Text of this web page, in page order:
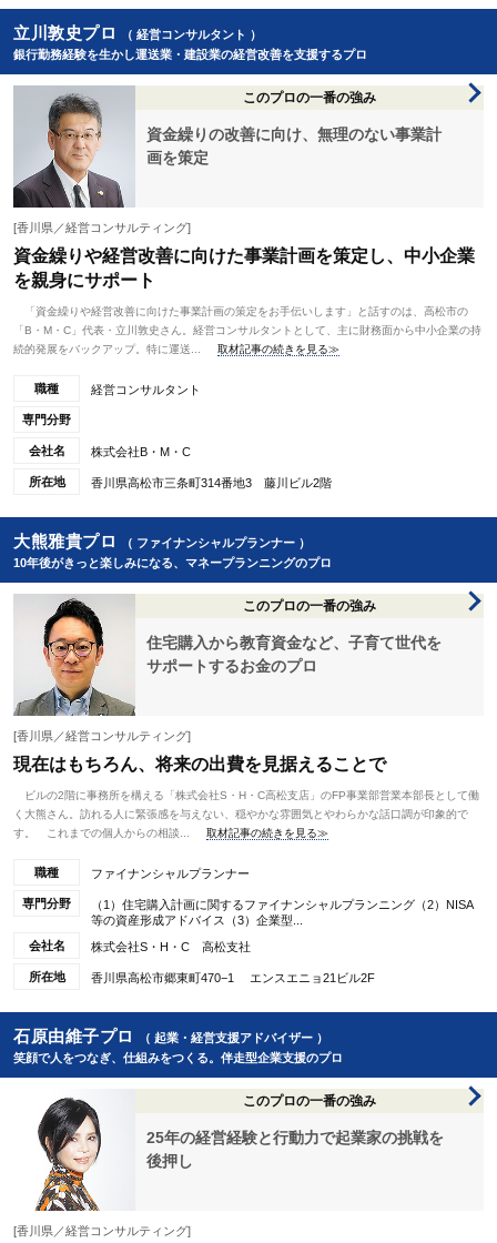
立川敦史プロ
（ 経営コンサルタント ）
銀行勤務経験を生かし運送業・建設業の経営改善を支援するプロ
このプロの一番の強み
資金繰りの改善に向け、無理のない事業計
画を策定
[香川県／経営コンサルティング]
資金繰りや経営改善に向けた事業計画を策定し、中小企業
を親身にサポート
「資金繰りや経営改善に向けた事業計画の策定をお手伝いします」と話すのは、高松市の
「B・M・C」代表・立川敦史さん。経営コンサルタントとして、主に財務面から中小企業の持
続的発展をバックアップ。特に運送...
取材記事の続きを見る≫
職種 経営コンサルタント
専門分野
会社名 株式会社B・M・C
所在地 香川県高松市三条町314番地3 藤川ビル2階
大熊雅貴プロ
（ ファイナンシャルプランナー ）
10年後がきっと楽しみになる、マネープランニングのプロ
このプロの一番の強み
住宅購入から教育資金など、子育て世代を
サポートするお金のプロ
[香川県／経営コンサルティング]
現在はもちろん、将来の出費を見据えることで
ビルの2階に事務所を構える「株式会社S・H・C高松支店」のFP事業部営業本部長として働
く大熊さん。訪れる人に緊張感を与えない、穏やかな雰囲気とやわらかな話口調が印象的で
す。 これまでの個人からの相談...
取材記事の続きを見る≫
職種 ファイナンシャルプランナー
専門分野
（1）住宅購入計画に関するファイナンシャルプランニング（2）NISA
等の資産形成アドバイス（3）企業型...
会社名
株式会社S・H・C 高松支社
所在地 香川県高松市郷東町470−1 エンスエニョ21ビル2F
石原由維子プロ
（ 起業・経営支援アドバイザー ）
笑顔で人をつなぎ、仕組みをつくる。伴走型企業支援のプロ
このプロの一番の強み
25年の経営経験と行動力で起業家の挑戦を
後押し
[香川県／経営コンサルティング]